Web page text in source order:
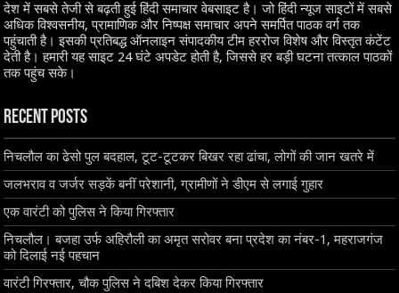
देश में सबसे तेजी से बढ़ती हुई हिंदी समाचार वेबसाइट है। जो हिंदी न्यूज साइटों में सबसे
अधिक विश्वसनीय, प्रामाणिक और निष्पक्ष समाचार अपने समर्पित पाठक वर्ग तक
पहुंचाती है। इसकी प्रतिबद्ध ऑनलाइन संपादकीय टीम हररोज विशेष और विस्तृत कंटेंट
देती है। हमारी यह साइट 24 घंटे अपडेट होती है, जिससे हर बड़ी घटना तत्काल पाठकों
तक पहुंच सके।
Recent Posts
निचलौल का ढेसो पुल बदहाल, टूट-टूटकर बिखर रहा ढांचा, लोगों की जान खतरे में
जलभराव व जर्जर सड़कें बनीं परेशानी, ग्रामीणों ने डीएम से लगाई गुहार
एक वारंटी को पुलिस ने किया गिरफ्तार
निचलौल। बजहा उर्फ अहिरौली का अमृत सरोवर बना प्रदेश का नंबर-1, महराजगंज
को दिलाई नई पहचान
वारंटी गिरफ्तार, चौक पुलिस ने दबिश देकर किया गिरफ्तार